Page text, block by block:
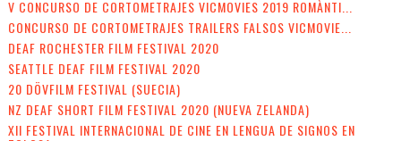
V CONCURSO DE CORTOMETRAJES VICMOVIES 2019 ROMÀNTI...
CONCURSO DE CORTOMETRAJES TRAILERS FALSOS VICMOVIE...
DEAF ROCHESTER FILM FESTIVAL 2020
SEATTLE DEAF FILM FESTIVAL 2020
20 DÖVFILM FESTIVAL (SUECIA)
NZ DEAF SHORT FILM FESTIVAL 2020 (NUEVA ZELANDA)
XII FESTIVAL INTERNACIONAL DE CINE EN LENGUA DE SIGNOS EN